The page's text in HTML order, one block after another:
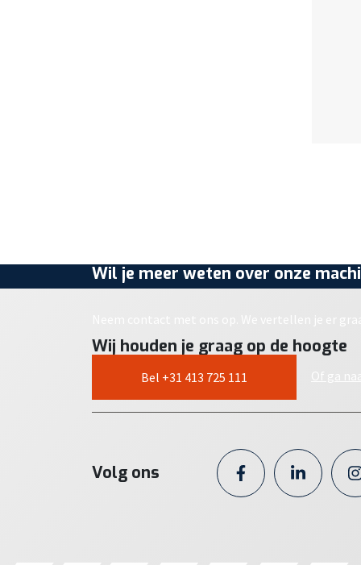
Wil je meer weten over onze
Neem contact met ons op. We vertellen je er
Bel +31 413 725 111 Of ga
Wij houden je graag op de hoogte
Volg ons